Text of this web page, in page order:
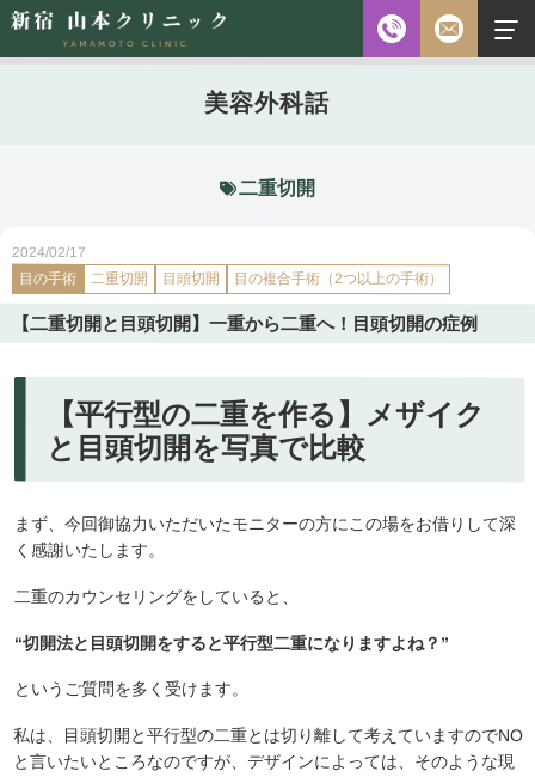
お電話
ご予約前に必ず下記のページをご確認ください。
ご予約について
メールフォーム
お問い合わせ
美容外科話
二重切開
2024/02/17
目の手術 二重切開 目頭切開 目の複合手術（2つ以上の手術）
【二重切開と目頭切開】一重から二重へ！目頭切開の症例
【平行型の二重を作る】メザイク
と目頭切開を写真で比較
まず、今回御協力いただいたモニターの方にこの場をお借りして深
く感謝いたします。
二重のカウンセリングをしていると、
“切開法と目頭切開をすると平行型二重になりますよね？”
というご質問を多く受けます。
私は、目頭切開と平行型の二重とは切り離して考えていますのでNO
と言いたいところなのですが、デザインによっては、そのような現